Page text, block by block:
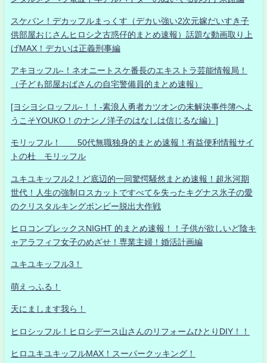
スケバン！デカッフルまっくす（デカい強い2次元嫁だいすき子
供部屋おじさんヒロシ之古惑仔的まとめ速報）話題な動画取り上
げMAX！デカいは正義刑事編
アキヨッフル-！ネオニートスケ番長のエキストラ芸能情報局！
（子ども部屋おばさんの自宅警備員的まとめ速報）
[ヨシヨシロッフル-！！-素浪人勇者カツオンの未解決事件簿へよ
うこそYOUKO！のナンノ洋子のはなしは信じるな編）]
モリッフル！ 50代無職独身的まとめ速報！有益便利情報サイ
トの杜 モリッフル
ユキユキッフル2！ど底辺的一同驚愕騒然まとめ速報！超氷河期
世代！人生の強制ロスカットですべてを失ったキグナス氷子の愛
のクリスタルキングボンビー脱出大作戦
ヒロコンプレックスNIGHT 的まとめ速報！！子供が欲しいど陰キ
ャアラフィフ女子のめざせ！専業主婦！婚活計画編
ユキユキッフル3！
萌えっふる！
天にまします我ら！
ヒロシッフル！ヒロシデース山さんのリフォームひとりDIY！！
ヒロユキユキッフルMAX！スーパークッキング！